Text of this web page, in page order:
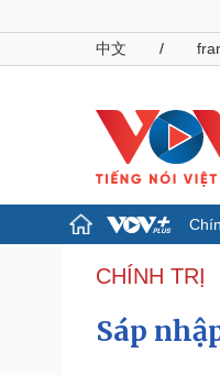
中文
/
Chính trị
Tổ chức nhân sự
Quốc hội
CHÍNH TRỊ
Sáp